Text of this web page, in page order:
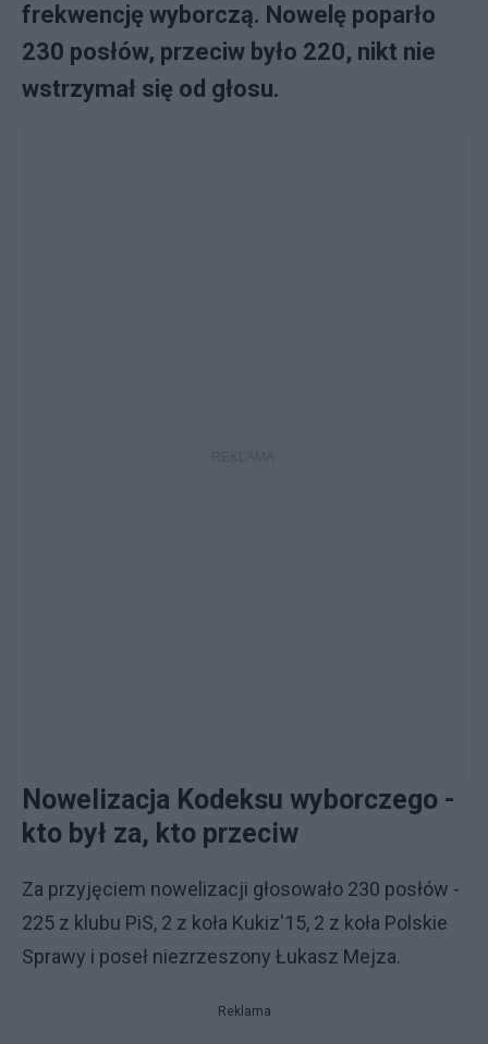
frekwencję wyborczą. Nowelę poparło
230 posłów, przeciw było 220, nikt nie
wstrzymał się od głosu.
Nowelizacja Kodeksu wyborczego -
kto był za, kto przeciw
Za przyjęciem nowelizacji głosowało 230 posłów -
225 z klubu PiS, 2 z koła Kukiz'15, 2 z koła Polskie
Sprawy i poseł niezrzeszony Łukasz Mejza.
Reklama